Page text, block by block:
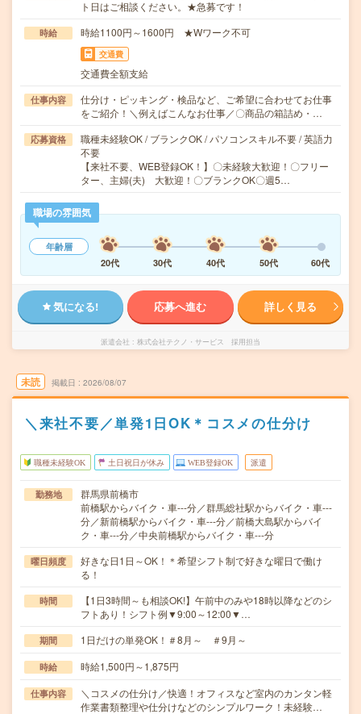
ト日はご相談ください。★急募です！
時給 時給1100円～1600円 ★Wワーク不可
交通費
交通費全額支給
仕事内容
仕分け・ピッキング・検品など、ご希望に合わせてお仕事
をご紹介！＼例えばこんなお仕事／〇商品の箱詰め・…
応募資格
職種未経験OK / ブランクOK / パソコンスキル不要 / 英語力
不要
【来社不要、WEB登録OK！】〇未経験大歓迎！〇フリー
ター、主婦(夫) 大歓迎！〇ブランクOK〇週5…
職場の雰囲気
年齢層
20代
30代 40代 50代 60代
気になる! 応募へ進む 詳しく見る
派遣会社 株式会社テクノ・サービス 採用担当
未読 掲載日 2026/08/07
＼来社不要／単発1日OK＊コスメの仕分け
職種未経験OK 土日祝日が休み WEB登録OK 派遣
勤務地
群馬県前橋市
前橋駅からバイク・車---分／群馬総社駅からバイク・車---
分／新前橋駅からバイク・車---分／前橋大島駅からバイ
ク・車---分／中央前橋駅からバイク・車---分
曜日頻度
好きな日1日～OK！＊希望シフト制で好きな曜日で働け
る！
時間
【1日3時間～も相談OK!】午前中のみや18時以降などのシ
フトあり！シフト例▼9:00～12:00▼…
期間 1日だけの単発OK！＃8月～ ＃9月～
時給 時給1,500円～1,875円
仕事内容
＼コスメの仕分け／快適！オフィスなど室内のカンタン軽
作業書類整理や仕分けなどのシンプルワーク！未経験…